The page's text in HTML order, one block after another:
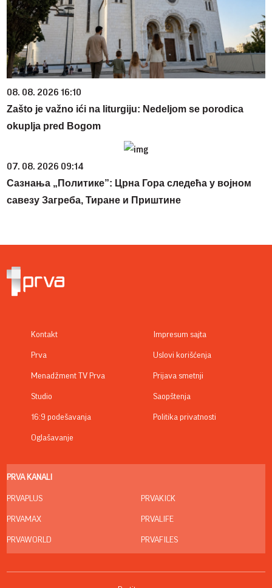
08. 08. 2026 16:10
Zašto je važno ići na liturgiju: Nedeljom se porodica
okuplja pred Bogom
07. 08. 2026 09:14
Сазнања „Политике”: Црна Гора следећа у војном
савезу Загреба, Тиране и Приштине
Kontakt
Prva
Menadžment TV Prva
Studio
16:9 podešavanja
Oglašavanje
Impresum sajta
Uslovi korišćenja
Prijava smetnji
Saopštenja
Politika privatnosti
PRVA KANALI
PRVAPLUS
PRVAMAX
PRVAWORLD
PRVAKICK
PRVALIFE
PRVAFILES